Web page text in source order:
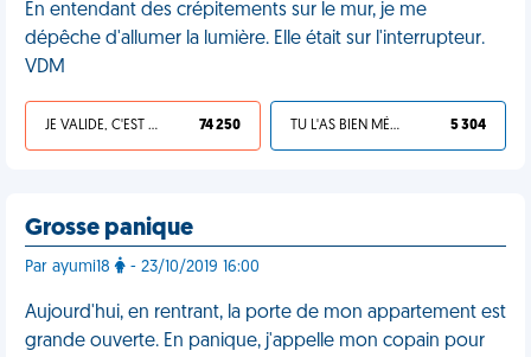
En entendant des crépitements sur le mur, je me
dépêche d'allumer la lumière. Elle était sur l'interrupteur.
VDM
JE VALIDE, C'EST UNE VDM 74 250 TU L'AS BIEN MÉRITÉ 5 304
Grosse panique
Par ayumi18 - 23/10/2019 16:00
Aujourd'hui, en rentrant, la porte de mon appartement est
grande ouverte. En panique, j'appelle mon copain pour